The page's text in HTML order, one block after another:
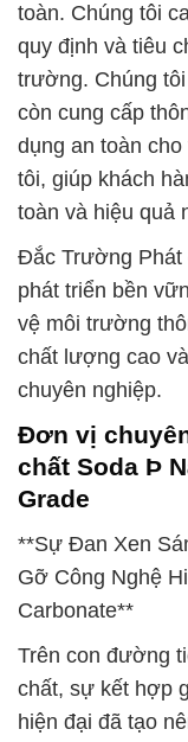
toàn. Chúng tôi
quy định và tiêu
trường. Chúng
còn cung cấp
dụng an toàn
tôi, giúp khách
toàn và hiệu quả
Đắc Trường Phát
phát triển bền
vệ môi trường
chất lượng cao
chuyên nghiệp.
Đơn vị
chất Soda Þ
Grade
**Sự Đan Xen
Gỡ Công Nghệ
Carbonate**
Trên con đường
chất, sự kết hợp
hiện đại đã tạo